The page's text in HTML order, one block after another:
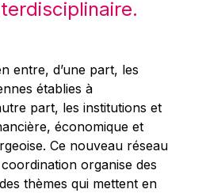
Marty
entre, d’une part, les
établies à
part, les institutions et
économique et
Ce nouveau réseau
organise des
thèmes qui mettent en